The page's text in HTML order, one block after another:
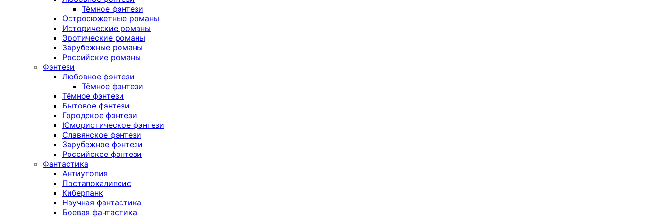
Тёмное фэнтези
Остросюжетные романы
Исторические романы
Эротические романы
Зарубежные романы
Российские романы
Фэнтези
Любовное фэнтези
Тёмное фэнтези
Тёмное фэнтези
Бытовое фэнтези
Городское фэнтези
Юмористическое фэнтези
Славянское фэнтези
Зарубежное фэнтези
Российское фэнтези
Фантастика
Антиутопия
Постапокалипсис
Киберпанк
Научная фантастика
Боевая фантастика